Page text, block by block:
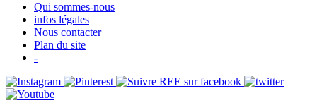
Qui sommes-nous
infos légales
Nous contacter
Plan du site
-